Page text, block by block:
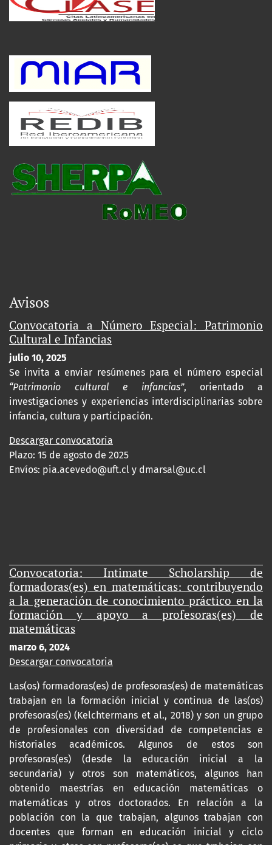
Avisos
Convocatoria a Número Especial: Patrimonio
Cultural e Infancias
julio 10, 2025
Se invita a enviar resúmenes para el número especial
“Patrimonio cultural e infancias”, orientado a
investigaciones y experiencias interdisciplinarias sobre
infancia, cultura y participación.
Descargar convocatoria
Plazo: 15 de agosto de 2025
Envíos: pia.acevedo@uft.cl y dmarsal@uc.cl
Convocatoria: Intimate Scholarship de
formadoras(es) en matemáticas: contribuyendo
a la generación de conocimiento práctico en la
formación y apoyo a profesoras(es) de
matemáticas
marzo 6, 2024
Descargar convocatoria
Las(os) formadoras(es) de profesoras(es) de matemáticas
trabajan en la formación inicial y continua de las(os)
profesoras(es) (Kelchtermans et al., 2018) y son un grupo
de profesionales con diversidad de competencias e
historiales académicos. Algunos de estos son
profesoras(es) (desde la educación inicial a la
secundaria) y otros son matemáticos, algunos han
obtenido maestrías en educación matemáticas o
matemáticas y otros doctorados. En relación a la
población con la que trabajan, algunos trabajan con
docentes que forman en educación inicial y ciclo